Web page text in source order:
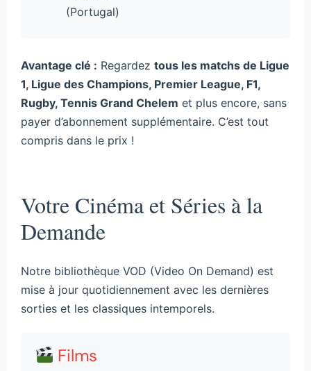
(Portugal)
Avantage clé : Regardez tous les matchs de Ligue
1, Ligue des Champions, Premier League, F1,
Rugby, Tennis Grand Chelem et plus encore, sans
payer d’abonnement supplémentaire. C’est tout
compris dans le prix !
Votre Cinéma et Séries à la
Demande
Notre bibliothèque VOD (Video On Demand) est
mise à jour quotidiennement avec les dernières
sorties et les classiques intemporels.
Films